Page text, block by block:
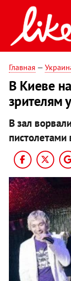
Главная —
В Киеве
зрителям
В зал
пистолетами